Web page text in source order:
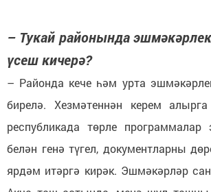
– Тукай районында
үсеш кичерә?
– Районда кече һәм урта
бирелә. Хезмәтеннән керем
республикада төрле
белән генә түгел, документларны
ярдәм итәргә кирәк. Эшмәкәрләр